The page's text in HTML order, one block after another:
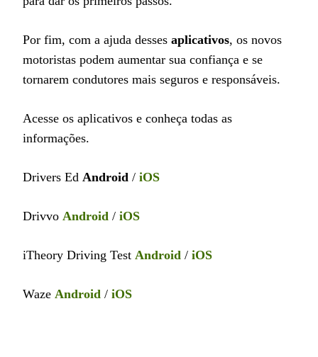
Por fim, com a ajuda desses aplicativos, os novos
motoristas podem aumentar sua confiança e se
tornarem condutores mais seguros e responsáveis.
Acesse os aplicativos e conheça todas as
informações.
Drivers Ed Android / iOS
Drivvo Android / iOS
iTheory Driving Test Android / iOS
Waze Android / iOS